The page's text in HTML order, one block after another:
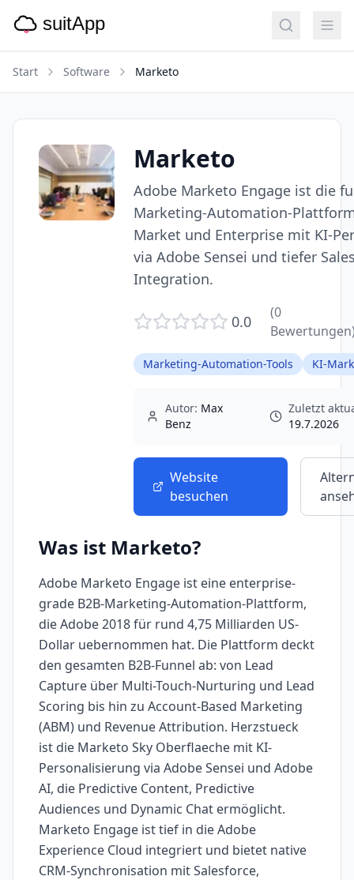
Start Software Marketo
Marketo
Adobe Marketo Engage ist die
Marketing-Automation-
Market und Enterprise mit KI-
via Adobe Sensei und tiefer
Integration.
0.0 (0
Marketing-Automation-Tools KI-
Autor: Max
Benz
Zuletzt
19.7.2026
Website
besuchen
Was ist Marketo?
Adobe Marketo Engage ist eine enterprise-
grade B2B-Marketing-Automation-Plattform,
die Adobe 2018 für rund 4,75 Milliarden US-
Dollar uebernommen hat. Die Plattform deckt
den gesamten B2B-Funnel ab: von Lead
Capture über Multi-Touch-Nurturing und Lead
Scoring bis hin zu Account-Based Marketing
(ABM) und Revenue Attribution. Herzstueck
ist die Marketo Sky Oberflaeche mit KI-
Personalisierung via Adobe Sensei und Adobe
AI, die Predictive Content, Predictive
Audiences und Dynamic Chat ermöglicht.
Marketo Engage ist tief in die Adobe
Experience Cloud integriert und bietet native
CRM-Synchronisation mit Salesforce,